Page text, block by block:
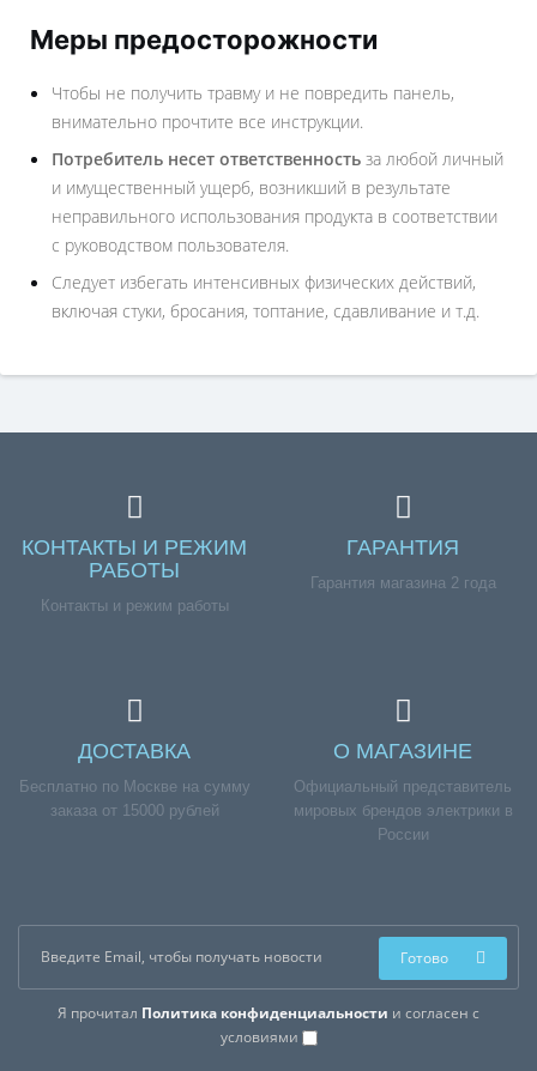
Меры предосторожности
Чтобы не получить травму и не повредить панель,
внимательно прочтите все инструкции.
Потребитель несет ответственность за любой личный
и имущественный ущерб, возникший в результате
неправильного использования продукта в соответствии
с руководством пользователя.
Следует избегать интенсивных физических действий,
включая стуки, бросания, топтание, сдавливание и т.д.
КОНТАКТЫ И РЕЖИМ
РАБОТЫ
Контакты и режим работы
ГАРАНТИЯ
Гарантия магазина 2 года
ДОСТАВКА
Бесплатно по Москве на сумму
заказа от 15000 рублей
О МАГАЗИНЕ
Официальный представитель
мировых брендов электрики в
России
Я прочитал Политика конфиденциальности и согласен с
условиями
Готово